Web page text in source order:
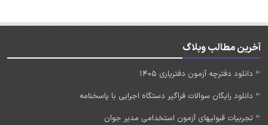
آخرین مطالب وبلاگ
دانلود دفترچه آزمون دفتریاری 1405
دانلود رایگان سوالات فراگیر دستگاه اجرایی با پاسخنامه
تجربیات قبولیهای آزمون استخدامی مدیر جوان